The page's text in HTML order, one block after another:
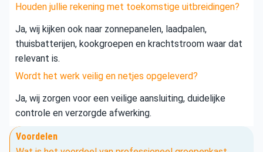
Houden jullie rekening met toekomstige uitbreidingen?
Ja, wij kijken ook naar zonnepanelen, laadpalen,
thuisbatterijen, kookgroepen en krachtstroom waar dat
relevant is.
Wordt het werk veilig en netjes opgeleverd?
Ja, wij zorgen voor een veilige aansluiting, duidelijke
controle en verzorgde afwerking.
Voordelen